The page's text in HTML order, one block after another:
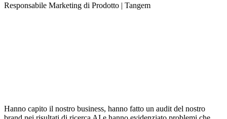
Responsabile Marketing di Prodotto | Tangem
Hanno capito il nostro business, hanno fatto un audit del nostro